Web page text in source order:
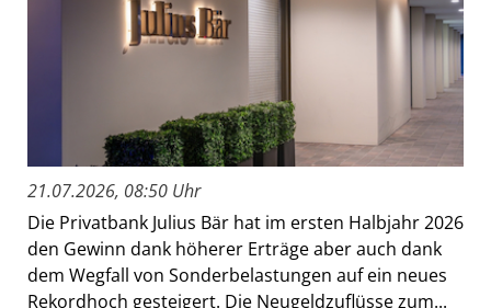
21.07.2026, 08:50 Uhr
Die Privatbank Julius Bär hat im ersten Halbjahr 2026
den Gewinn dank höherer Erträge aber auch dank
dem Wegfall von Sonderbelastungen auf ein neues
Rekordhoch gesteigert. Die Neugeldzuflüsse zum...